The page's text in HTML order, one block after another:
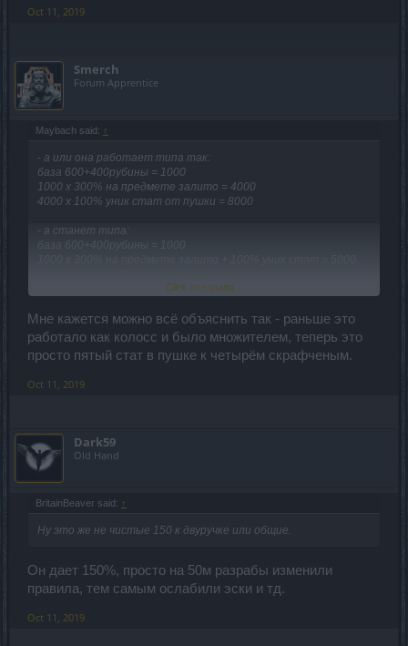
Oct 11, 2019
Smerch
Forum Apprentice
Maybach said: ↑
- а или она работает типа так:
база 600+400рубины = 1000
1000 х 300% на предмете залито = 4000
4000 х 100% уник стат от пушки = 8000
- а станет типа:
база 600+400рубины = 1000
Click to expand...
Мне кажется можно всё объяснить так - раньше это
работало как колосс и было множителем, теперь это
просто пятый стат в пушке к четырём скрафченым.
Oct 11, 2019
Dark59
Old Hand
BritainBeaver said: ↑
Ну это же не чистые 150 к двуручке или общие.
Он дает 150%, просто на 50м разрабы изменили
правила, тем самым ослабили эски и тд.
Oct 11, 2019